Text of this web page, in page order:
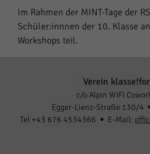
Im Rahmen der MINT-Tage der
Schüler:innnen der 10. Klasse
Workshops teil.
Verein
c/o Alpin WIFI
Egger-Lienz-Straße 130/4
Tel +43 676 4534366
E-Mail: